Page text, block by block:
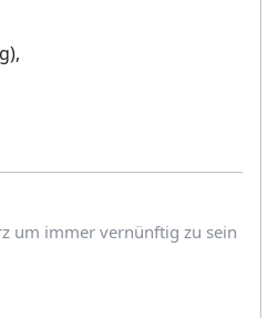
um immer vernünftig zu sein